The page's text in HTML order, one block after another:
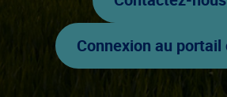
Connexion au